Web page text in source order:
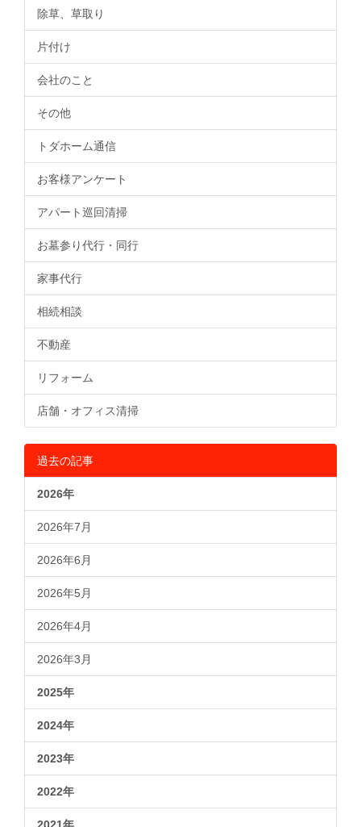
除草、草取り
片付け
会社のこと
その他
トダホーム通信
お客様アンケート
アパート巡回清掃
お墓参り代行・同行
家事代行
相続相談
不動産
リフォーム
店舗・オフィス清掃
過去の記事
2026年
2026年7月
2026年6月
2026年5月
2026年4月
2026年3月
2025年
2024年
2023年
2022年
2021年